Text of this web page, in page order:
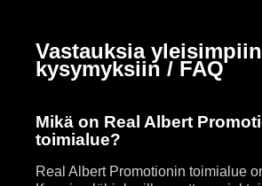
Vastauksia yleisimpiin
kysymyksiin / FAQ
Mikä on Real Albert
toimialue?
Real Albert Promotionin toimialue